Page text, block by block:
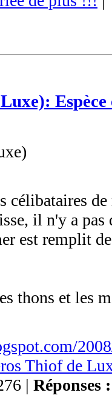
Espèce
il n'y a
est remplit
thons et les
Thiof de
| Réponses :